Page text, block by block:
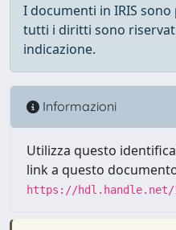
I documenti in IRIS
tutti i diritti sono
indicazione.
Informazioni
Utilizza questo
link a questo
https://hdl.handle.net/